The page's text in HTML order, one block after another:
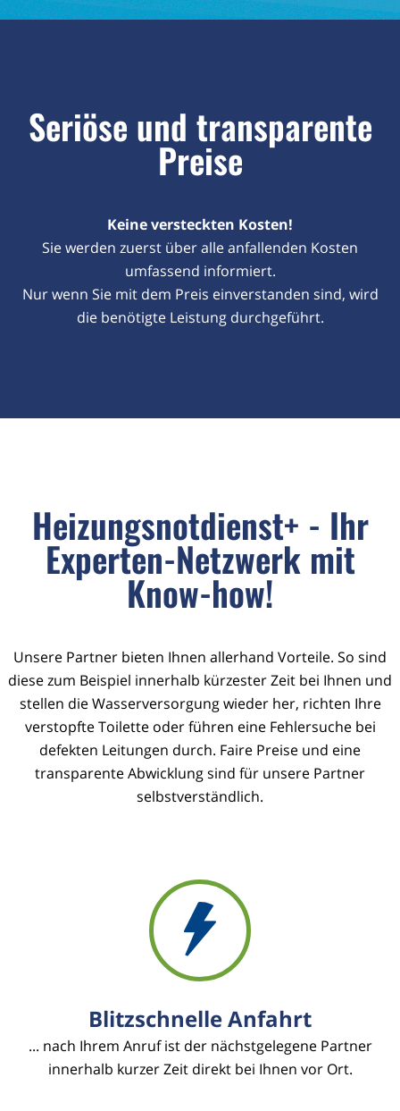
Seriöse und transparente
Preise
Keine versteckten Kosten!
Sie werden zuerst über alle anfallenden Kosten
umfassend informiert.
Nur wenn Sie mit dem Preis einverstanden sind, wird
die benötigte Leistung durchgeführt.
Heizungsnotdienst+ - Ihr
Experten-Netzwerk mit
Know-how!
Unsere Partner bieten Ihnen allerhand Vorteile. So sind
diese zum Beispiel innerhalb kürzester Zeit bei Ihnen und
stellen die Wasserversorgung wieder her, richten Ihre
verstopfte Toilette oder führen eine Fehlersuche bei
defekten Leitungen durch. Faire Preise und eine
transparente Abwicklung sind für unsere Partner
selbstverständlich.
Blitzschnelle Anfahrt
... nach Ihrem Anruf ist der nächstgelegene Partner
innerhalb kurzer Zeit direkt bei Ihnen vor Ort.